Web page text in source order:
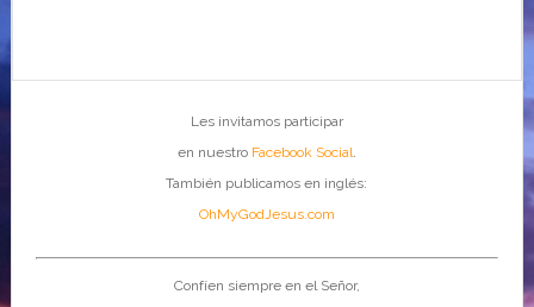
Les invitamos participar
en nuestro Facebook Social.
También publicamos en inglés:
OhMyGodJesus.com
Confíen siempre en el Señor,